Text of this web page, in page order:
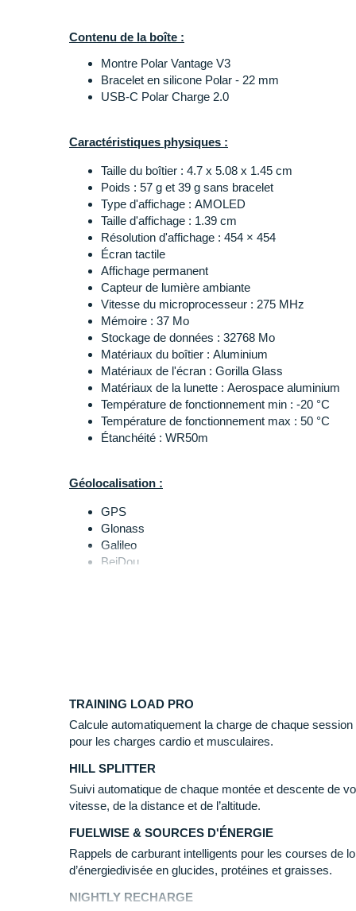
verre
robuste
et incurvé Gorilla Glass 3.0. Vous
mode entraînement avec GPS et
choisissant certaines options d'énergie et de
continue de la fréquence cardiaque.
des données corporelles
ECG au poignet : surveille le signal électrique
rythme cardiaque et état de récupération
Test SpO2: mesure les niveau de saturation en
manuel de 30 secondes ou enregistrement
Température de la peau
durant la nuit (données quotidiennes et
Contenu de la boîte :
Montre Polar Vantage V3
Bracelet en silicone Polar - 22 mm
USB-C Polar Charge 2.0
Caractéristiques physiques :
Taille du boîtier : 4.7 x 5.08 x 1.45 cm
Poids : 57 g et 39 g sans bracelet
Type d'affichage : AMOLED
Taille d'affichage : 1.39 cm
Résolution d'affichage : 454 × 454
Écran tactile
Affichage permanent
Capteur de lumière ambiante
Vitesse du microprocesseur : 275 MHz
Mémoire : 37 Mo
Stockage de données : 32768 Mo
Matériaux du boîtier : Aluminium
Matériaux de l'écran : Gorilla Glass
Matériaux de la lunette : Aerospace aluminium
Température de fonctionnement min : -20 °C
Température de fonctionnement max : 50 °C
Étanchéité : WR50m
Géolocalisation :
GPS
Glonass
Galileo
BeiDou
GPS multibande (signaux satellites L1 / L5)
Bluetooth 5.1 (faible énergie)
Câble USB-C pour la recharge et la
Application Polar Flow
Capteurs :
Baromètre
Boussole magnétomètre
Accéléromètre
TRAINING LOAD PRO
Calcule automatiquement la charge de chaque
pour les charges cardio et musculaires.
HILL SPLITTER
Suivi automatique de chaque montée et descente de
vitesse, de la distance et de l’altitude.
FUELWISE & SOURCES D'ÉNERGIE
Rappels de carburant intelligents pour les courses de
d’énergiedivisée en glucides, protéines et graisses.
NIGHTLY RECHARGE